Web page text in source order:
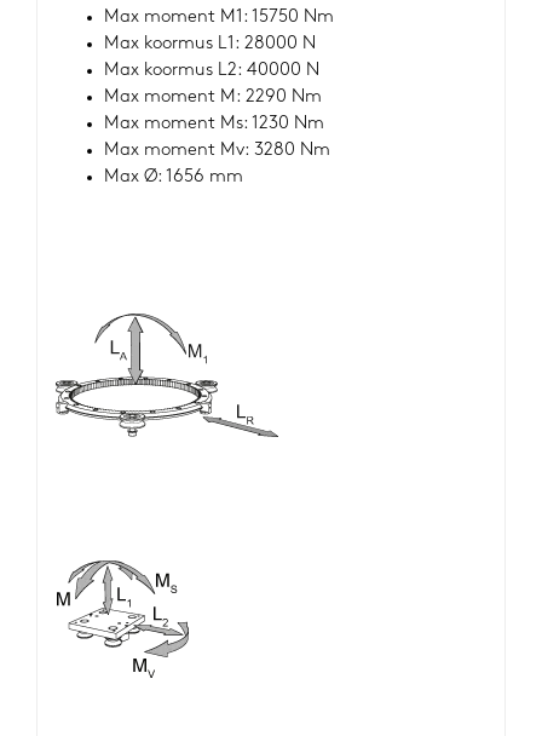
Max moment M1: 15750 Nm
Max koormus L1: 28000 N
Max koormus L2: 40000 N
Max moment M: 2290 Nm
Max moment Ms: 1230 Nm
Max moment Mv: 3280 Nm
Max Ø: 1656 mm